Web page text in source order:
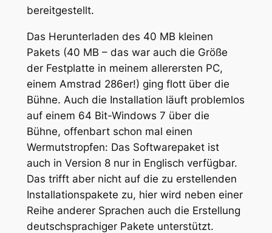
bereitgestellt.
Das Herunterladen des 40 MB kleinen
Pakets (40 MB – das war auch die Größe
der Festplatte in meinem allerersten PC,
einem Amstrad 286er!) ging flott über die
Bühne. Auch die Installation läuft problemlos
auf einem 64 Bit-Windows 7 über die
Bühne, offenbart schon mal einen
Wermutstropfen: Das Softwarepaket ist
auch in Version 8 nur in Englisch verfügbar.
Das trifft aber nicht auf die zu erstellenden
Installationspakete zu, hier wird neben einer
Reihe anderer Sprachen auch die Erstellung
deutschsprachiger Pakete unterstützt.